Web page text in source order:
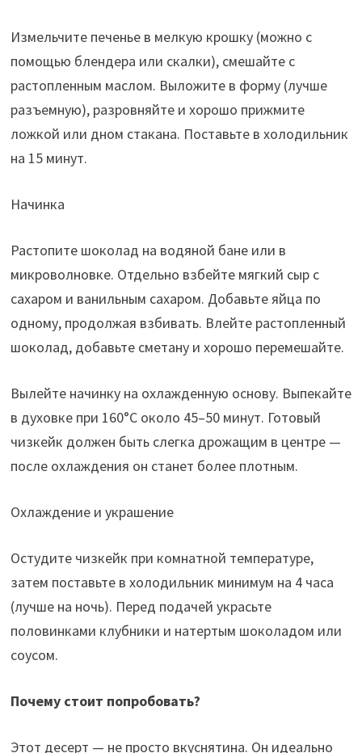
Измельчите печенье в мелкую крошку (можно с
помощью блендера или скалки), смешайте с
растопленным маслом. Выложите в форму (лучше
разъемную), разровняйте и хорошо прижмите
ложкой или дном стакана. Поставьте в холодильник
на 15 минут.
Начинка
Растопите шоколад на водяной бане или в
микроволновке. Отдельно взбейте мягкий сыр с
сахаром и ванильным сахаром. Добавьте яйца по
одному, продолжая взбивать. Влейте растопленный
шоколад, добавьте сметану и хорошо перемешайте.
Вылейте начинку на охлажденную основу. Выпекайте
в духовке при 160°C около 45–50 минут. Готовый
чизкейк должен быть слегка дрожащим в центре —
после охлаждения он станет более плотным.
Охлаждение и украшение
Остудите чизкейк при комнатной температуре,
затем поставьте в холодильник минимум на 4 часа
(лучше на ночь). Перед подачей украсьте
половинками клубники и натертым шоколадом или
соусом.
Почему стоит попробовать?
Этот десерт — не просто вкуснятина. Он идеально